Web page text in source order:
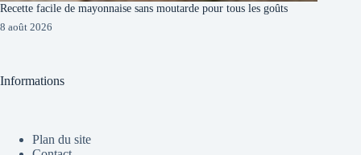
Recette facile de mayonnaise sans moutarde pour tous les goûts
8 août 2026
Informations
Plan du site